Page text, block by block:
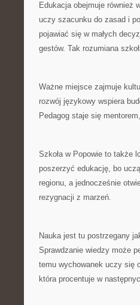
Edukacja obejmuje również
uczy szacunku do zasad i
pojawiać się w małych
gestów. Tak rozumiana
Ważne miejsce zajmuje
rozwój językowy wspiera
Pedagog staje się
Szkoła w Popowie to także
poszerzyć edukację, bo
regionu, a jednocześnie
rezygnacji z marzeń.
Nauka jest tu postrzegany
Sprawdzanie wiedzy może
temu wychowanek uczy się
która procentuje w